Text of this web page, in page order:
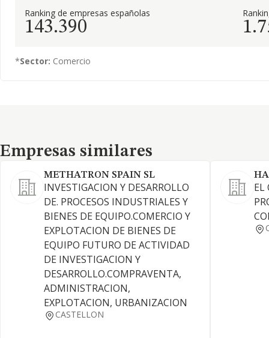
Ranking de empresas españolas
143.390
*Sector: Comercio
Empresas similares
Empresas similares
METHATRON SPAIN SL
INVESTIGACION Y DESARROLLO
DE. PROCESOS INDUSTRIALES Y
BIENES DE EQUIPO.COMERCIO Y
EXPLOTACION DE BIENES DE
EQUIPO FUTURO DE ACTIVIDAD
DE INVESTIGACION Y
DESARROLLO.COMPRAVENTA,
ADMINISTRACION,
EXPLOTACION, URBANIZACION
CASTELLON
EL